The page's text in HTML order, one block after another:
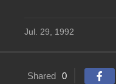
Jul. 29, 1992
Shared 0